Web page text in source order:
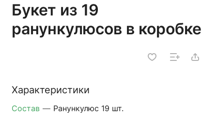
Букет из 19
ранункулюсов в коробке
Характеристики
Состав — Ранункулюс 19 шт.